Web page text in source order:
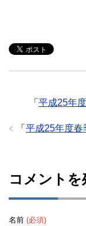
「 平成25年
「 平成25年度春
コメントを
名前 (必須)